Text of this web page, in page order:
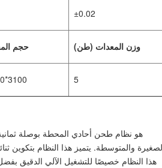
±0.02
حجم وزن المعدات (طن)
5
والمتوسطة. يتميز هذا النظام بتكوين
هذا النظام خصيصًا للتشغيل الآلي الدقيق